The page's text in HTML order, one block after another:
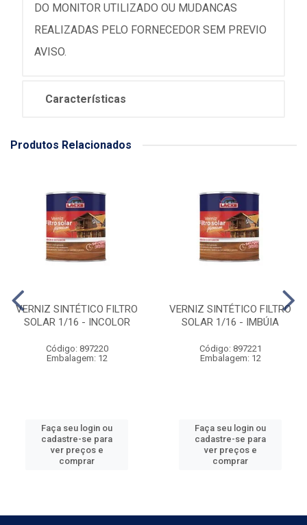
DO MONITOR UTILIZADO OU MUDANCAS
REALIZADAS PELO FORNECEDOR SEM PREVIO
AVISO.
Características
Produtos Relacionados
VERNIZ SINTÉTICO FILTRO
SOLAR 1/16 - INCOLOR
Código: 897220
Embalagem: 12
Faça seu login ou
cadastre-se para
ver preços e
comprar
VERNIZ SINTÉTICO FILTRO
SOLAR 1/16 - IMBÚIA
Código: 897221
Embalagem: 12
Faça seu login ou
cadastre-se para
ver preços e
comprar